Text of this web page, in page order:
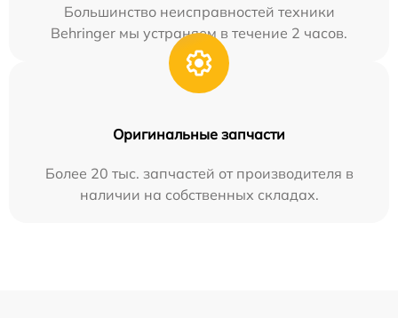
Большинство неисправностей техники
Behringer мы устраняем в течение 2 часов.
Оригинальные запчасти
Более 20 тыс. запчастей от производителя в
наличии на собственных складах.